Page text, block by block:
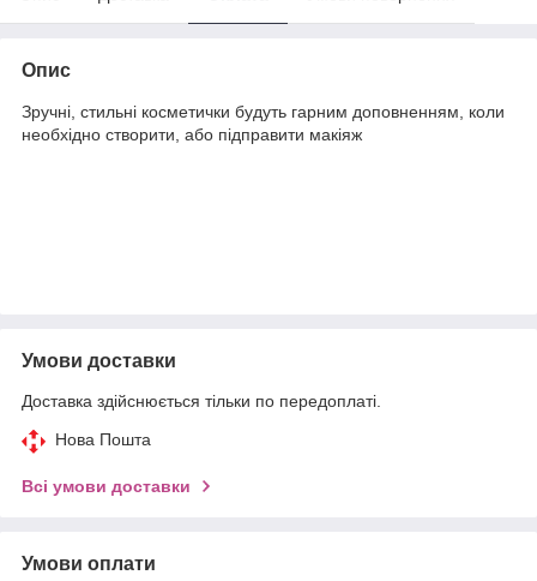
Опис
Зручні, стильні косметички будуть гарним доповненням, коли
необхідно створити, або підправити макіяж
Умови доставки
Доставка здійснюється тільки по передоплаті.
Нова Пошта
Всі умови доставки
Умови оплати